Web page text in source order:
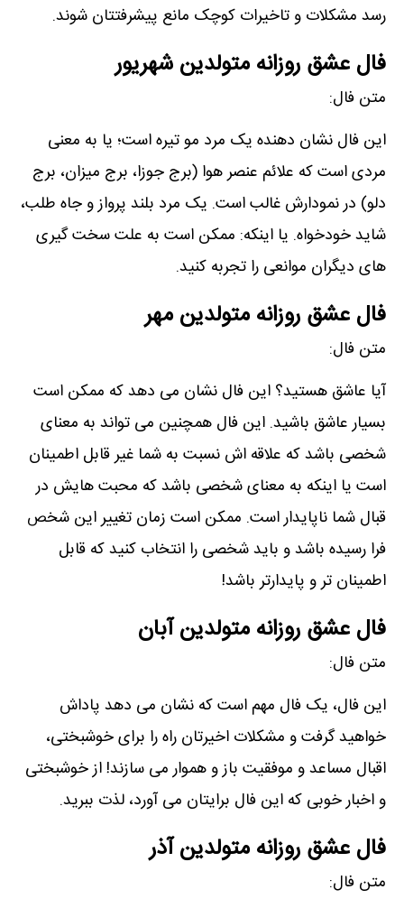
رسد مشکلات و تاخیرات کوچک مانع پیشرفتتان شوند.
فال عشق روزانه متولدین شهریور
متن فال:
این فال نشان دھنده یک مرد مو تیره است؛ یا به معنی
مردی است که علائم عنصر ھوا (برج جوزا، برج میزان، برج
دلو) در نمودارش غالب است. یک مرد بلند پرواز و جاه طلب،
شاید خودخواه. یا اینکه: ممکن است به علت سخت گیری
ھای دیگران موانعی را تجربه کنید.
فال عشق روزانه متولدین مهر
متن فال:
آیا عاشق ھستید؟ این فال نشان می دھد که ممکن است
بسیار عاشق باشید. این فال ھمچنین می تواند به معنای
شخصی باشد که علاقه اش نسبت به شما غیر قابل اطمینان
است یا اینکه به معنای شخصی باشد که محبت ھایش در
قبال شما ناپایدار است. ممکن است زمان تغییر این شخص
فرا رسیده باشد و باید شخصی را انتخاب کنید که قابل
اطمینان تر و پایدارتر باشد!
فال عشق روزانه متولدین آبان
متن فال:
این فال، یک فال مھم است که نشان می دھد پاداش
خواھید گرفت و مشکلات اخیرتان راه را برای خوشبختی،
اقبال مساعد و موفقیت باز و ھموار می سازند! از خوشبختی
و اخبار خوبی که این فال برایتان می آورد، لذت ببرید.
فال عشق روزانه متولدین آذر
متن فال: